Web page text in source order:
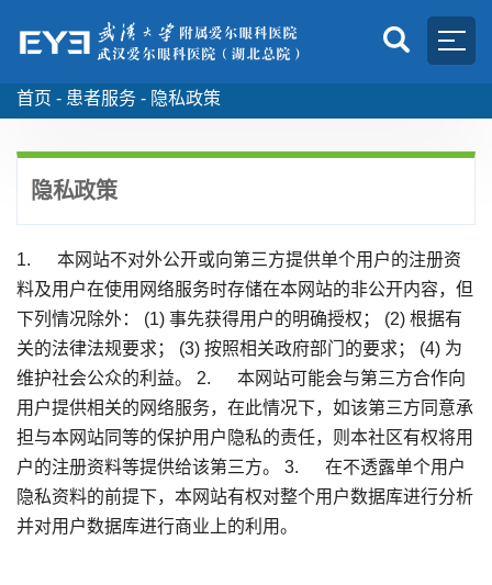
首页 - 患者服务 - 隐私政策
隐私政策
1. 本网站不对外公开或向第三方提供单个用户的注册资
料及用户在使用网络服务时存储在本网站的非公开内容，但
下列情况除外： (1) 事先获得用户的明确授权； (2) 根据有
关的法律法规要求； (3) 按照相关政府部门的要求； (4) 为
维护社会公众的利益。 2. 本网站可能会与第三方合作向
用户提供相关的网络服务，在此情况下，如该第三方同意承
担与本网站同等的保护用户隐私的责任，则本社区有权将用
户的注册资料等提供给该第三方。 3. 在不透露单个用户
隐私资料的前提下，本网站有权对整个用户数据库进行分析
并对用户数据库进行商业上的利用。